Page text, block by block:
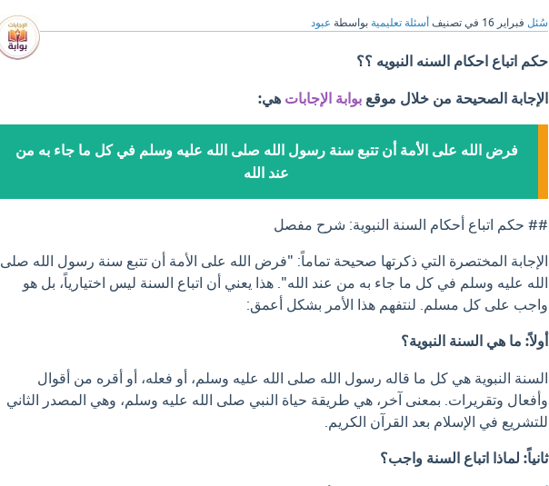
سُئل فبراير 16 في تصنيف أسئلة تعليمية بواسطة عبود
حكم اتباع احكام السنه النبويه ؟؟
الإجابة الصحيحة من خلال موقع بوابة الإجابات هي:
فرض الله على الأمة أن تتبع سنة رسول الله صلى الله عليه وسلم في كل ما جاء به من
عند الله
## حكم اتباع أحكام السنة النبوية: شرح مفصل
الإجابة المختصرة التي ذكرتها صحيحة تماماً: "فرض الله على الأمة أن تتبع سنة رسول الله صلى
الله عليه وسلم في كل ما جاء به من عند الله". هذا يعني أن اتباع السنة ليس اختيارياً، بل هو
واجب على كل مسلم. لنتفهم هذا الأمر بشكل أعمق:
أولاً: ما هي السنة النبوية؟
السنة النبوية هي كل ما قاله رسول الله صلى الله عليه وسلم، أو فعله، أو أقره من أقوال
وأفعال وتقريرات. بمعنى آخر، هي طريقة حياة النبي صلى الله عليه وسلم، وهي المصدر الثاني
للتشريع في الإسلام بعد القرآن الكريم.
ثانياً: لماذا اتباع السنة واجب؟